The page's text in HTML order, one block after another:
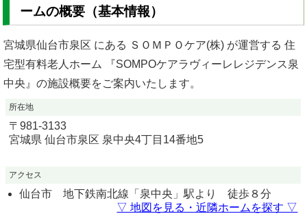
ームの概要（基本情報）
宮城県仙台市泉区 にある ＳＯＭＰＯケア(株) が運営する 住
宅型有料老人ホーム 『SOMPOケアラヴィーレレジデンス泉
中央』の施設概要をご案内いたします。
所在地
〒981-3133
宮城県 仙台市泉区 泉中央4丁目14番地5
アクセス
仙台市 地下鉄南北線「泉中央」駅より 徒歩８分
▽ 地図を見る・近隣ホームを探す ▽